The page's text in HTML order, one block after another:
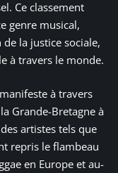
Ce classement
genre musical,
la justice sociale,
à travers le monde.
à travers
Grande-Bretagne à
artistes tels que
repris le flambeau
en Europe et au-